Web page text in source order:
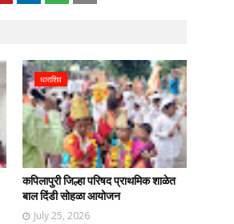
धाराशिव
कपिलापुरी जिल्हा परिषद प्राथमिक शाळेत
बाल दिंडी सोहळा आयोजन
July 25, 2026